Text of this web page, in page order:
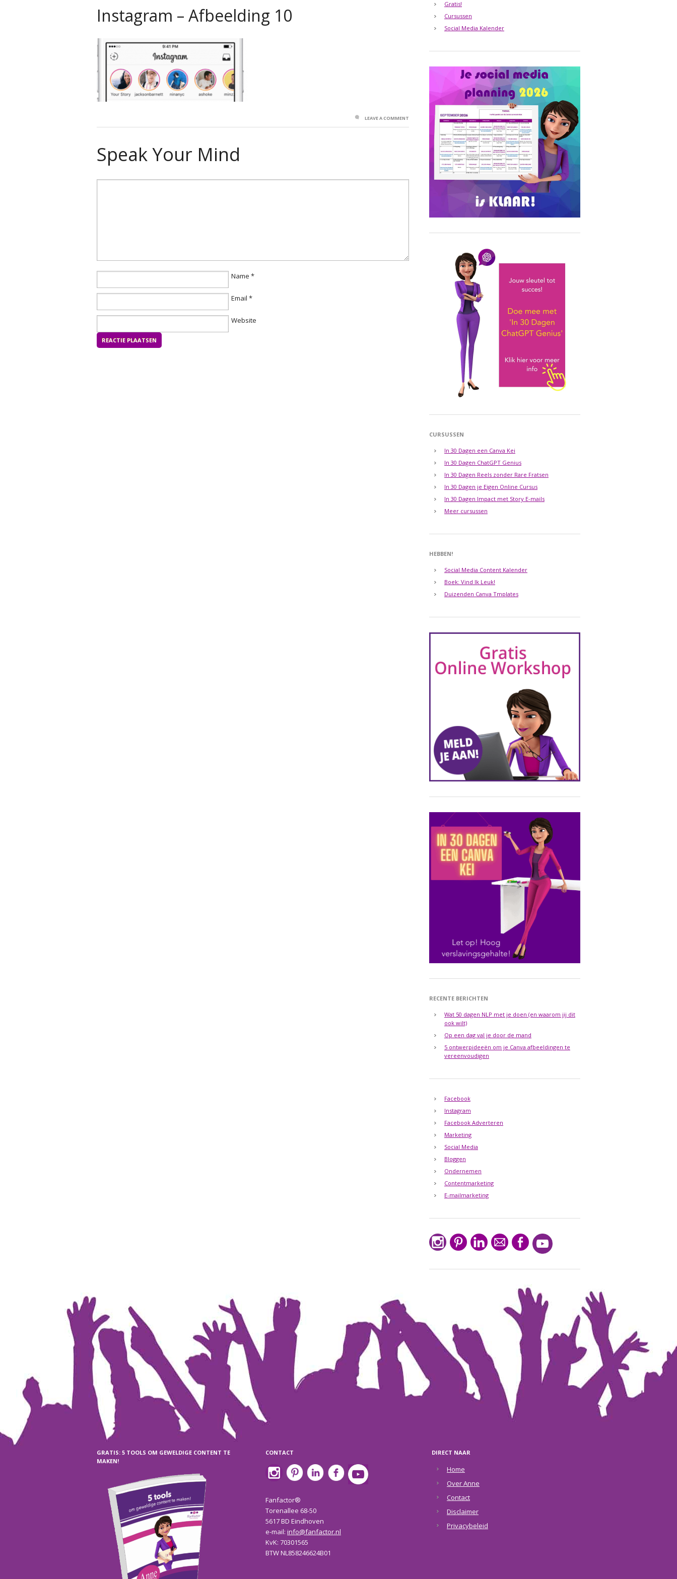
Instagram – Afbeelding 10
LEAVE A COMMENT
Speak Your Mind
Name *
Email *
Website
Gratis!
Cursussen
Social Media Kalender
CURSUSSEN
In 30 Dagen een Canva Kei
In 30 Dagen ChatGPT Genius
In 30 Dagen Reels zonder Rare Fratsen
In 30 Dagen je Eigen Online Cursus
In 30 Dagen Impact met Story E-mails
Meer cursussen
HEBBEN!
Social Media Content Kalender
Boek: Vind Ik Leuk!
Duizenden Canva Tmplates
RECENTE BERICHTEN
Wat 50 dagen NLP met je doen (en waarom jij dit
ook wilt)
Op een dag val je door de mand
5 ontwerpideeën om je Canva afbeeldingen te
vereenvoudigen
Facebook
Instagram
Facebook Adverteren
Marketing
Social Media
Bloggen
Ondernemen
Contentmarketing
E-mailmarketing
GRATIS: 5 TOOLS OM GEWELDIGE CONTENT TE
MAKEN!
CONTACT
Fanfactor®
Torenallee 68-50
5617 BD Eindhoven
e-mail: info@fanfactor.nl
KvK: 70301565
BTW NL858246624B01
DIRECT NAAR
Home
Over Anne
Contact
Disclaimer
Privacybeleid